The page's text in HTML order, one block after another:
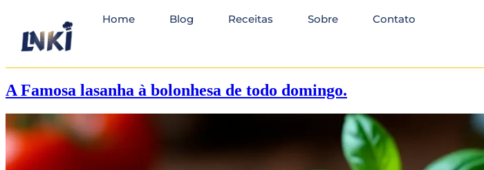
Home Blog Receitas Sobre Contato
A Famosa lasanha à bolonhesa de todo domingo.